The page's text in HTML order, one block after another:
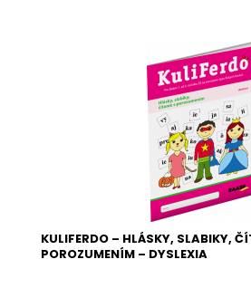
KULIFERDO – HLÁSKY, SLABIKY,
POROZUMENÍM – DYSLEXIA